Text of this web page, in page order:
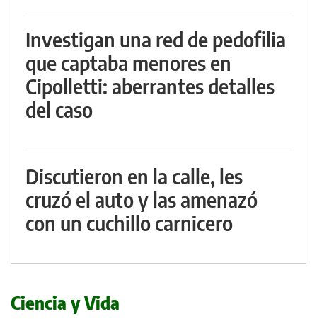
Investigan una red de pedofilia
que captaba menores en
Cipolletti: aberrantes detalles
del caso
Discutieron en la calle, les
cruzó el auto y las amenazó
con un cuchillo carnicero
Ciencia y Vida